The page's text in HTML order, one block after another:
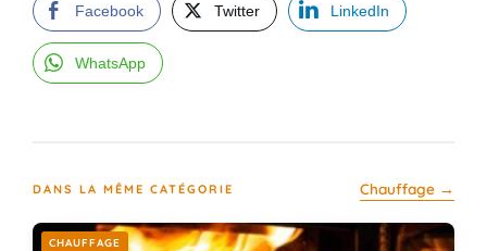
Facebook Twitter LinkedIn
WhatsApp
DANS LA MÊME CATÉGORIE Chauffage →
CHAUFFAGE